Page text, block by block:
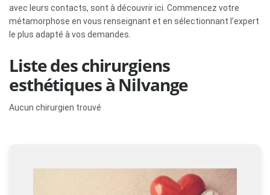
avec leurs contacts, sont à découvrir ici. Commencez votre
métamorphose en vous renseignant et en sélectionnant l’expert
le plus adapté à vos demandes.
Liste des chirurgiens
esthétiques à Nilvange
Aucun chirurgien trouvé